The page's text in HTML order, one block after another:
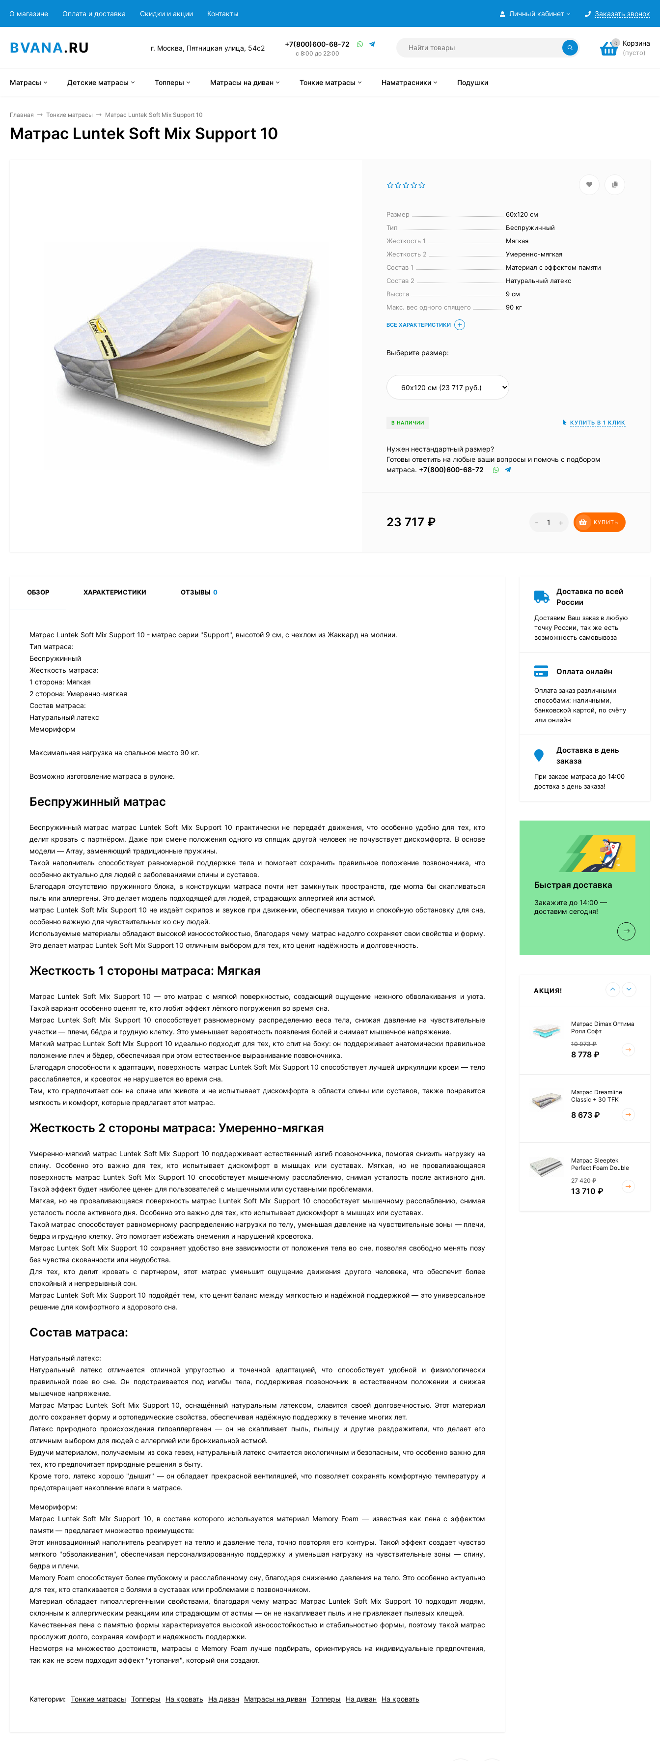
Личный кабинет Заказать звонок
О магазине Оплата и доставка Скидки и акции Контакты
BVANA.RU г. Москва, Пятницкая улица, 54с2 +7(800)600-68-72
с 8:00 до 22:00
0 Корзина
(пусто)
Матрасы Детские матрасы Топперы Матрасы на диван Тонкие матрасы Наматрасники Подушки
Главная Тонкие матрасы Матрас Luntek Soft Mix Support 10
Матрас Luntek Soft Mix Support 10
Размер
60х120 см
Тип
Беспружинный
Жесткость 1
Мягкая
Жесткость 2
Умеренно-мягкая
Состав 1
Материал с эффектом памяти
Состав 2
Натуральный латекс
Высота
9 см
Макс. вес одного спящего
90 кг
ВСЕ ХАРАКТЕРИСТИКИ
Выберите размер:
В НАЛИЧИИ КУПИТЬ В 1 КЛИК
Нужен нестандартный размер?
Готовы ответить на любые ваши вопросы и помочь с подбором
матраса. +7(800)600-68-72
23 717 ₽ - + КУПИТЬ
ОБЗОР ХАРАКТЕРИСТИКИ ОТЗЫВЫ 0
Матрас Luntek Soft Mix Support 10 - матрас серии "Support", высотой 9 см, с чехлом из Жаккард на молнии.
Тип матраса:
Беспружинный
Жесткость матраса:
1 сторона: Мягкая
2 сторона: Умеренно-мягкая
Состав матраса:
Натуральный латекс
Мемориформ
Максимальная нагрузка на спальное место 90 кг.
Возможно изготовление матраса в рулоне.
Беспружинный матрас
Беспружинный матрас матрас Luntek Soft Mix Support 10 практически не передаёт движения, что особенно удобно для тех, кто
делит кровать с партнёром. Даже при смене положения одного из спящих другой человек не почувствует дискомфорта. В основе
модели — Array, заменяющий традиционные пружины.
Такой наполнитель способствует равномерной поддержке тела и помогает сохранить правильное положение позвоночника, что
особенно актуально для людей с заболеваниями спины и суставов.
Благодаря отсутствию пружинного блока, в конструкции матраса почти нет замкнутых пространств, где могла бы скапливаться
пыль или аллергены. Это делает модель подходящей для людей, страдающих аллергией или астмой.
матрас Luntek Soft Mix Support 10 не издаёт скрипов и звуков при движении, обеспечивая тихую и спокойную обстановку для сна,
особенно важную для чувствительных ко сну людей.
Используемые материалы обладают высокой износостойкостью, благодаря чему матрас надолго сохраняет свои свойства и форму.
Это делает матрас Luntek Soft Mix Support 10 отличным выбором для тех, кто ценит надёжность и долговечность.
Жесткость 1 стороны матраса: Мягкая
Матрас Luntek Soft Mix Support 10 — это матрас с мягкой поверхностью, создающий ощущение нежного обволакивания и уюта.
Такой вариант особенно оценят те, кто любит эффект лёгкого погружения во время сна.
Матрас Luntek Soft Mix Support 10 способствует равномерному распределению веса тела, снижая давление на чувствительные
участки — плечи, бёдра и грудную клетку. Это уменьшает вероятность появления болей и снимает мышечное напряжение.
Мягкий матрас Luntek Soft Mix Support 10 идеально подходит для тех, кто спит на боку: он поддерживает анатомически правильное
положение плеч и бёдер, обеспечивая при этом естественное выравнивание позвоночника.
Благодаря способности к адаптации, поверхность матрас Luntek Soft Mix Support 10 способствует лучшей циркуляции крови — тело
расслабляется, и кровоток не нарушается во время сна.
Тем, кто предпочитает сон на спине или животе и не испытывает дискомфорта в области спины или суставов, также понравится
мягкость и комфорт, которые предлагает этот матрас.
Жесткость 2 стороны матраса: Умеренно-мягкая
Умеренно-мягкий матрас Luntek Soft Mix Support 10 поддерживает естественный изгиб позвоночника, помогая снизить нагрузку на
спину. Особенно это важно для тех, кто испытывает дискомфорт в мышцах или суставах. Мягкая, но не проваливающаяся
поверхность матрас Luntek Soft Mix Support 10 способствует мышечному расслаблению, снимая усталость после активного дня.
Такой эффект будет наиболее ценен для пользователей с мышечными или суставными проблемами.
Мягкая, но не проваливающаяся поверхность матрас Luntek Soft Mix Support 10 способствует мышечному расслаблению, снимая
усталость после активного дня. Особенно это важно для тех, кто испытывает дискомфорт в мышцах или суставах.
Такой матрас способствует равномерному распределению нагрузки по телу, уменьшая давление на чувствительные зоны — плечи,
бедра и грудную клетку. Это помогает избежать онемения и нарушений кровотока.
Матрас Luntek Soft Mix Support 10 сохраняет удобство вне зависимости от положения тела во сне, позволяя свободно менять позу
без чувства скованности или неудобства.
Для тех, кто делит кровать с партнером, этот матрас уменьшит ощущение движения другого человека, что обеспечит более
спокойный и непрерывный сон.
Матрас Luntek Soft Mix Support 10 подойдёт тем, кто ценит баланс между мягкостью и надёжной поддержкой — это универсальное
решение для комфортного и здорового сна.
Состав матраса:
Натуральный латекс:
Натуральный латекс отличается отличной упругостью и точечной адаптацией, что способствует удобной и физиологически
правильной позе во сне. Он подстраивается под изгибы тела, поддерживая позвоночник в естественном положении и снижая
мышечное напряжение.
Матрас Матрас Luntek Soft Mix Support 10, оснащённый натуральным латексом, славится своей долговечностью. Этот материал
долго сохраняет форму и ортопедические свойства, обеспечивая надёжную поддержку в течение многих лет.
Латекс природного происхождения гипоаллергенен — он не скапливает пыль, пыльцу и другие раздражители, что делает его
отличным выбором для людей с аллергией или бронхиальной астмой.
Будучи материалом, получаемым из сока гевеи, натуральный латекс считается экологичным и безопасным, что особенно важно для
тех, кто предпочитает природные решения в быту.
Кроме того, латекс хорошо "дышит" — он обладает прекрасной вентиляцией, что позволяет сохранять комфортную температуру и
предотвращает накопление влаги в матрасе.
Мемориформ:
Матрас Luntek Soft Mix Support 10, в составе которого используется материал Memory Foam — известная как пена с эффектом
памяти — предлагает множество преимуществ:
Этот инновационный наполнитель реагирует на тепло и давление тела, точно повторяя его контуры. Такой эффект создает чувство
мягкого "обволакивания", обеспечивая персонализированную поддержку и уменьшая нагрузку на чувствительные зоны — спину,
бедра и плечи.
Memory Foam способствует более глубокому и расслабленному сну, благодаря снижению давления на тело. Это особенно актуально
для тех, кто сталкивается с болями в суставах или проблемами с позвоночником.
Материал обладает гипоаллергенными свойствами, благодаря чему матрас Матрас Luntek Soft Mix Support 10 подходит людям,
склонным к аллергическим реакциям или страдающим от астмы — он не накапливает пыль и не привлекает пылевых клещей.
Качественная пена с памятью формы характеризуется высокой износостойкостью и стабильностью формы, поэтому такой матрас
прослужит долго, сохраняя комфорт и надежность поддержки.
Несмотря на множество достоинств, матрасы с Memory Foam лучше подбирать, ориентируясь на индивидуальные предпочтения,
так как не всем подходит эффект "утопания", который они создают.
Категории: Тонкие матрасы Топперы На кровать На диван Матрасы на диван Топперы На диван На кровать
Доставка по всей
России
Доставим Ваш заказ в любую
точку России, так же есть
возможность самовывоза
Оплата онлайн
Оплата заказ различными
способами: наличными,
банковской картой, по счёту
или онлайн
Доставка в день
заказа
При заказе матраса до 14:00
доствка в день заказа!
Быстрая доставка
Закажите до 14:00 —
доставим сегодня!
АКЦИЯ!
12 468₽
9 351
Матрас Vitaflex Foam
7 692₽
Матрас Vitaflex Foam
Матрас Dimax Оптима
Ролл Софт
10 973₽
8 778 ₽
Матрас Dreamline
Classic + 30 TFK
8 673 ₽
Матрас Sleeptek
Perfect Foam Double
27 420₽
13 710 ₽